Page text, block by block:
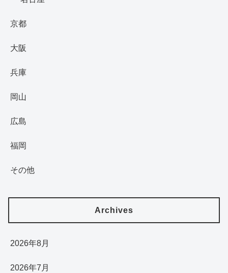
京都
大阪
兵庫
岡山
広島
福岡
その他
Archives
2026年8月
2026年7月